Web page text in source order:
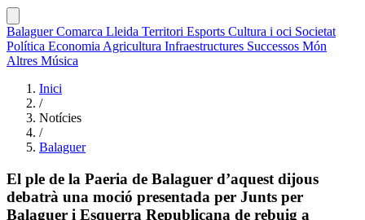
BalaguerComarca Lleida Territori Esports Cultura i oci Societat
Política Economia Agricultura Infraestructures Successos Món
Altres Música
Inici
/
Notícies
/
Balaguer
El ple de la Paeria de Balaguer d’aquest dijous
debatrà una moció presentada per Junts per
Balaguer i Esquerra Republicana de rebuig a